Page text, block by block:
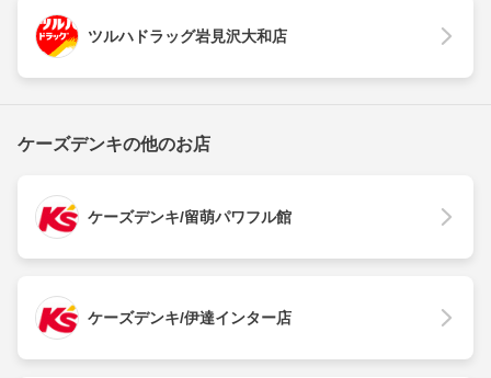
ツルハドラッグ岩見沢大和店
ケーズデンキの他のお店
ケーズデンキ/留萌パワフル館
ケーズデンキ/伊達インター店